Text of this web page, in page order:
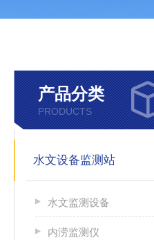
产品分类
PRODUCTS
水文设备监测站
水文监测设备
内涝监测仪